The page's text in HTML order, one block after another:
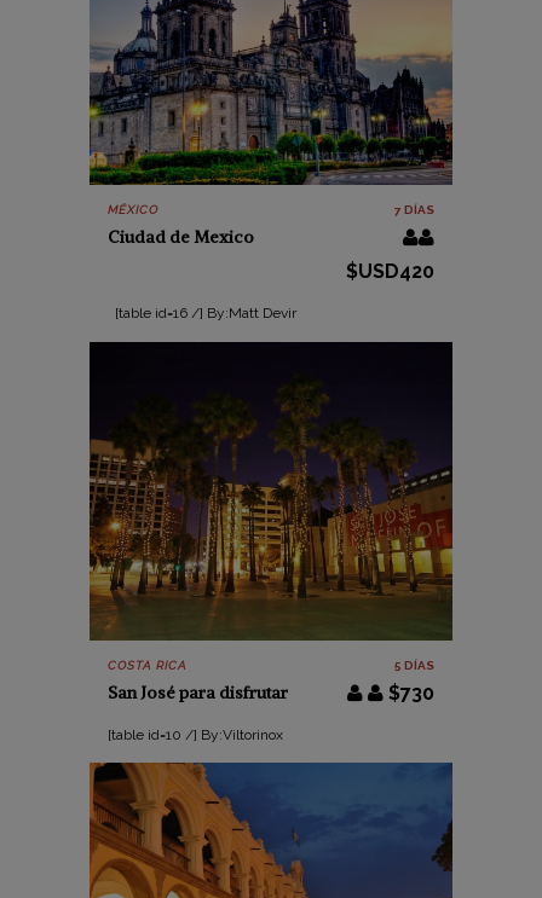
MÉXICO
Ciudad de Mexico
7 DÍAS
$USD420
[table id=16 /] By:Matt Devir
COSTA RICA
San José para disfrutar
5 DÍAS
$730
[table id=10 /] By:Viltorinox